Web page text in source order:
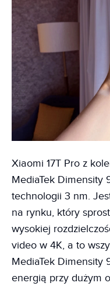
Xiaomi 17T Pro z
MediaTek Dimensity
technologii 3 nm.
na rynku, który
wysokiej
video w 4K, a to
MediaTek Dimensity
energią przy dużym